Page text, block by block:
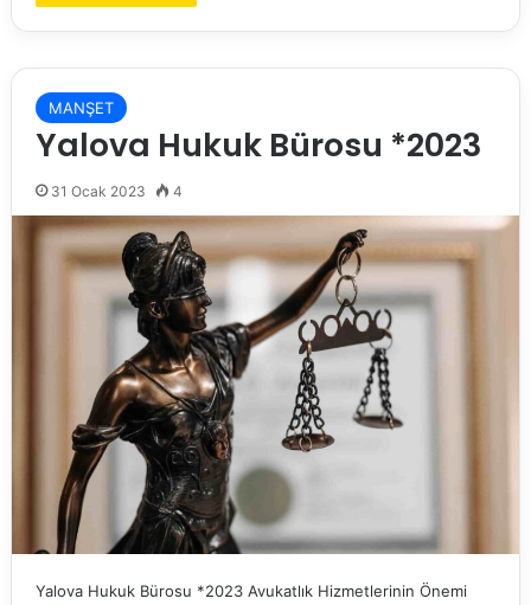
MANŞET
Yalova Hukuk Bürosu *2023
31 Ocak 2023 4
Yalova Hukuk Bürosu *2023 Avukatlık Hizmetlerinin Önemi